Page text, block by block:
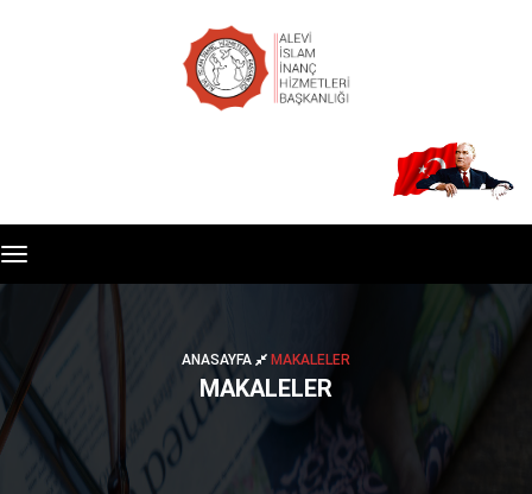
Toggle
navigation
ANASAYFA MAKALELER
MAKALELER